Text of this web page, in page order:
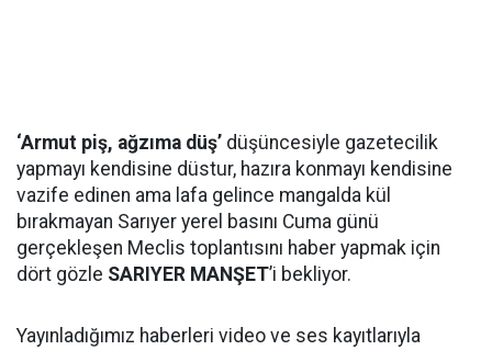
‘Armut piş, ağzıma düş’ düşüncesiyle gazetecilik
yapmayı kendisine düstur, hazıra konmayı kendisine
vazife edinen ama lafa gelince mangalda kül
bırakmayan Sarıyer yerel basını Cuma günü
gerçekleşen Meclis toplantısını haber yapmak için
dört gözle SARIYER MANŞET’i bekliyor.
Yayınladığımız haberleri video ve ses kayıtlarıyla